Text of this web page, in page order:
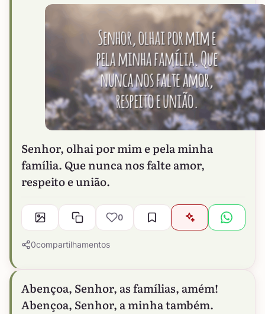
Senhor, olhai por mim e pela minha
família. Que nunca nos falte amor,
respeito e união.
0
0compartilhamentos
Abençoa, Senhor, as famílias, amém!
Abençoa, Senhor, a minha também.